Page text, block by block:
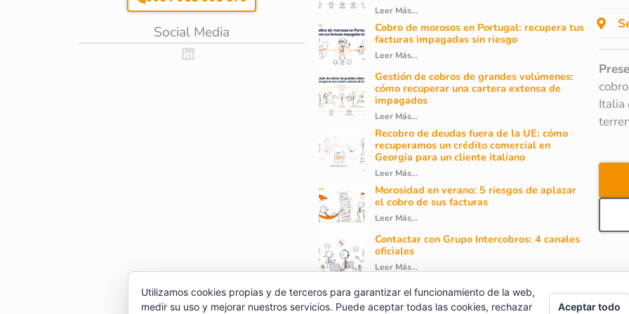
Social Media
Leer Más...
Cobro de morosos en Portugal: recupera tus
facturas impagadas sin riesgo
Leer Más...
Gestión de cobros de grandes volúmenes:
cómo recuperar una cartera extensa de
impagados
Leer Más...
Recobro de deudas fuera de la UE: cómo
recuperamos un crédito comercial en
Georgia para un cliente italiano
Leer Más...
Morosidad en verano: 5 riesgos de aplazar
el cobro de sus facturas
Leer Más...
Contactar con Grupo Intercobros: 4 canales
oficiales
Leer Más...
Italia
Utilizamos cookies propias y de terceros para garantizar el funcionamiento de la web,
medir su uso y mejorar nuestros servicios. Puede aceptar todas las cookies, rechazar
Aceptar todo